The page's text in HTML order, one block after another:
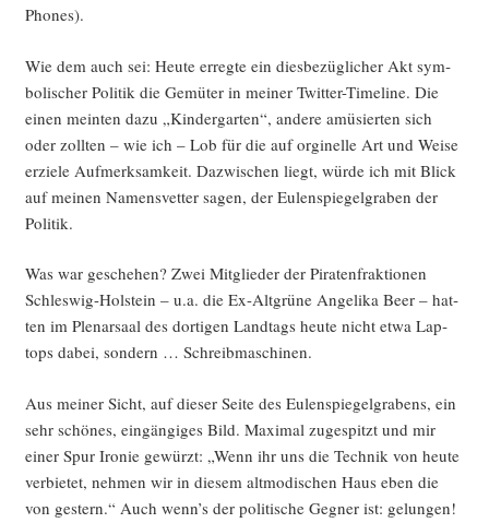
Phones).
Wie dem auch sei: Heu­te erreg­te ein dies­be­züg­li­cher Akt sym­
bo­li­scher Poli­tik die Gemü­ter in mei­ner Twit­ter-Time­line. Die
einen mein­ten dazu „Kin­der­gar­ten“, ande­re amü­sier­ten sich
oder zoll­ten – wie ich – Lob für die auf orgi­nel­le Art und Wei­se
erzie­le Auf­merk­sam­keit. Dazwi­schen liegt, wür­de ich mit Blick
auf mei­nen Namens­vet­ter sagen, der Eulen­spie­gel­gra­ben der
Politik.
Was war gesche­hen? Zwei Mit­glie­der der Pira­ten­frak­tio­nen
Schles­wig-Hol­stein – u.a. die Ex-Alt­grü­ne Ange­li­ka Beer – hat­
ten im Ple­nar­saal des dor­ti­gen Land­tags heu­te nicht etwa Lap­
tops dabei, son­dern … Schreibmaschinen.
Aus mei­ner Sicht, auf die­ser Sei­te des Eulen­spie­gel­gra­bens, ein
sehr schö­nes, ein­gän­gi­ges Bild. Maxi­mal zuge­spitzt und mir
einer Spur Iro­nie gewürzt: „Wenn ihr uns die Tech­nik von heu­te
ver­bie­tet, neh­men wir in die­sem alt­mo­di­schen Haus eben die
von ges­tern.“ Auch wenn’s der poli­ti­sche Geg­ner ist: gelungen!